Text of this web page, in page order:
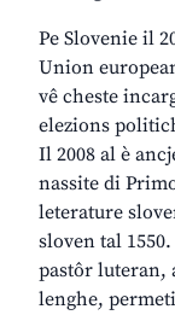
Pe Slovenie il
Union
vê cheste
elezions
Il 2008 al è
nassite di
leterature
sloven tal
pastôr luteran,
lenghe,